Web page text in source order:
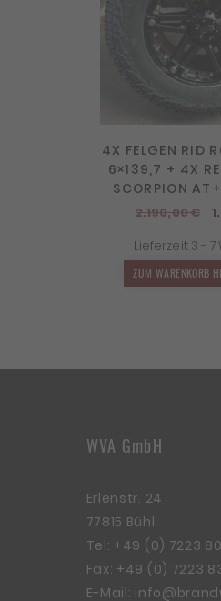
4X FELGEN RID
6×139,7 + 4X
SCORPION
2.190,00€
Lieferzeit: 3 - 7
ZUM WARENKORB
WVA GmbH
Erlenstr. 24
77815 Bühl
Tel: +49 (0) 7223
Fax: +49 (0) 7223
E-Mail: